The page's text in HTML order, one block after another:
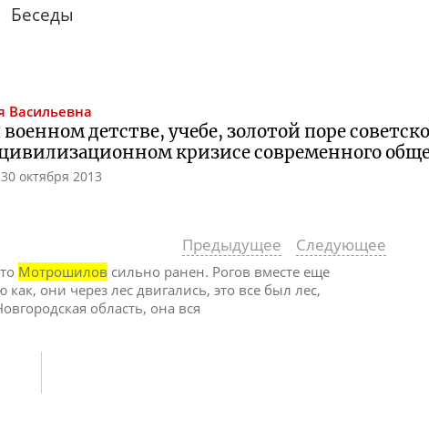
Беседы
Васильевна
детстве, учебе, золотой поре
кризисе современного
30 октября 2013
Предыдущее Следующее
Мотрошилов сильно ранен. Рогов вместе еще
они через лес двигались, это все был лес,
область, она вся